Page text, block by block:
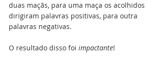
duas maçãs, para uma maça os acolhidos
dirigiram palavras positivas, para outra
palavras negativas.
O resultado disso foi impactante!